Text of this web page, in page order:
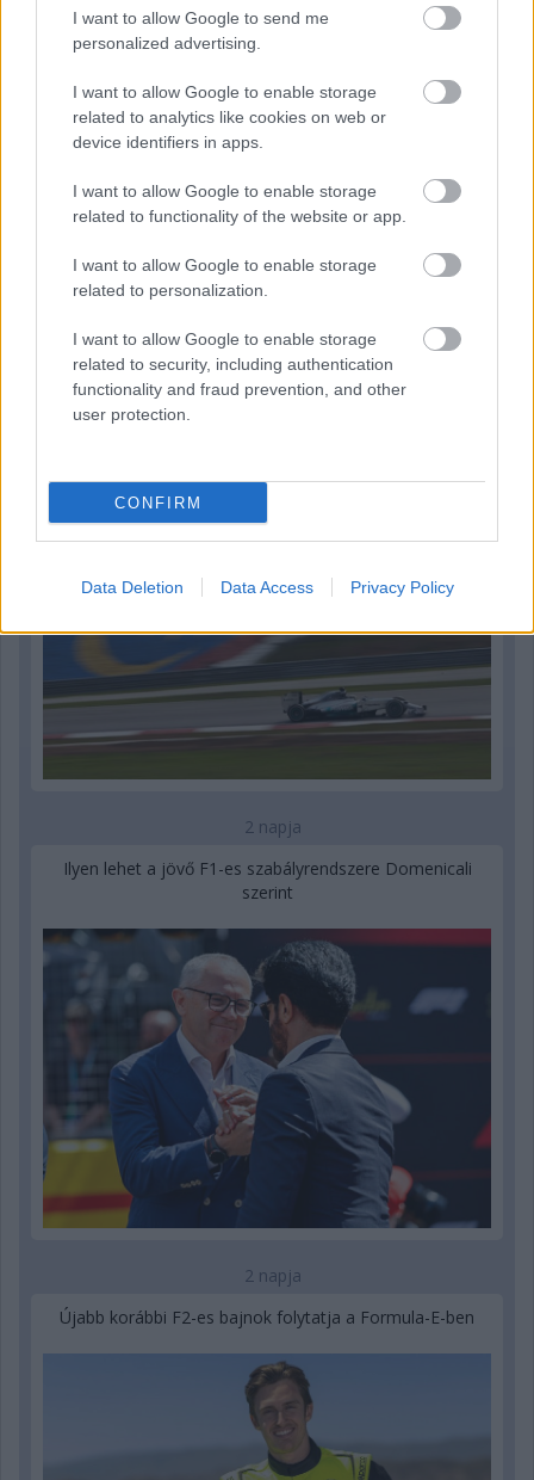
I want to allow Google to send me
personalized advertising.
I want to allow Google to enable storage
related to analytics like cookies on web or
device identifiers in apps.
I want to allow Google to enable storage
related to functionality of the website or app.
I want to allow Google to enable storage
related to personalization.
I want to allow Google to enable storage
related to security, including authentication
functionality and fraud prevention, and other
user protection.
CONFIRM
Data Deletion Data Access Privacy Policy
2 napja
Megvan, mikor kezdődik az F1-es Bahreini Nagydíj
2 napja
Ilyen lehet a jövő F1-es szabályrendszere Domenicali
szerint
2 napja
Újabb korábbi F2-es bajnok folytatja a Formula-E-ben